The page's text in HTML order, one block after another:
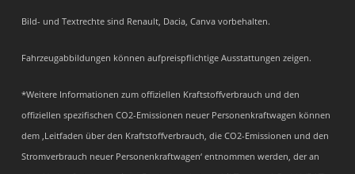
Bild- und Textrechte sind Renault, Dacia, Canva vorbehalten.
Fahrzeugabbildungen können aufpreispflichtige Ausstattungen zeigen.
*Weitere Informationen zum offiziellen Kraftstoffverbrauch und den
offiziellen spezifischen CO2-Emissionen neuer Personenkraftwagen können
dem ‚Leitfaden über den Kraftstoffverbrauch, die CO2-Emissionen und den
Stromverbrauch neuer Personenkraftwagen‘ entnommen werden, der an